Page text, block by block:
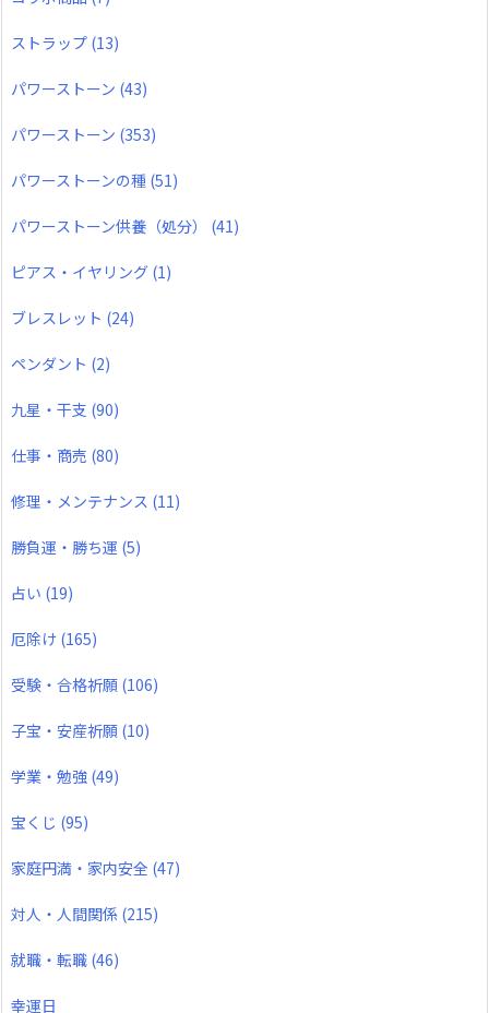
ストラップ (13)
パワーストーン (43)
パワーストーン (353)
パワーストーンの種 (51)
パワーストーン供養（処分） (41)
ピアス・イヤリング (1)
ブレスレット (24)
ペンダント (2)
九星・干支 (90)
仕事・商売 (80)
修理・メンテナンス (11)
勝負運・勝ち運 (5)
占い (19)
厄除け (165)
受験・合格祈願 (106)
子宝・安産祈願 (10)
学業・勉強 (49)
宝くじ (95)
家庭円満・家内安全 (47)
対人・人間関係 (215)
就職・転職 (46)
幸運日